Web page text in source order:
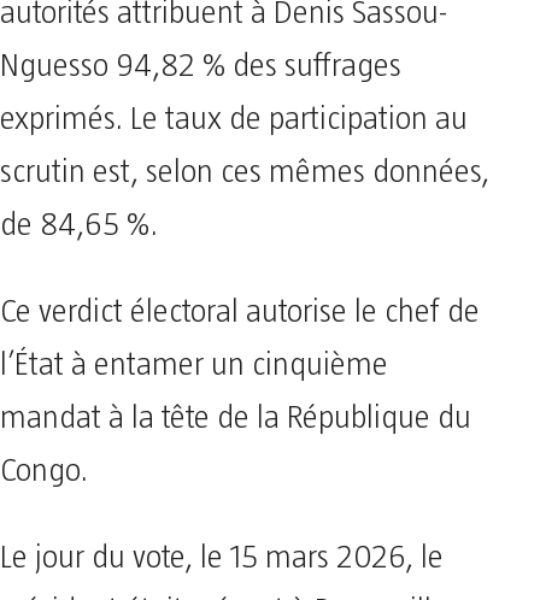
autorités attribuent à Denis Sassou-
Nguesso 94,82 % des suffrages
exprimés. Le taux de participation au
scrutin est, selon ces mêmes données,
de 84,65 %.
Ce verdict électoral autorise le chef de
l’État à entamer un cinquième
mandat à la tête de la République du
Congo.
Le jour du vote, le 15 mars 2026, le